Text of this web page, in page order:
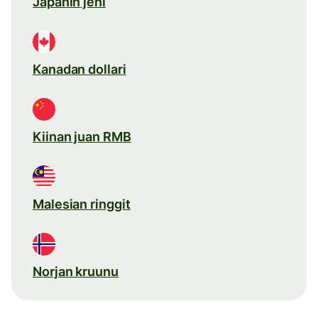
Kanadan dollari
Kiinan juan RMB
Malesian ringgit
Norjan kruunu